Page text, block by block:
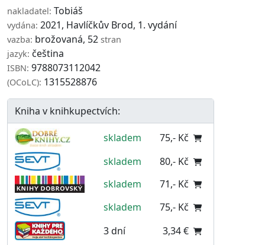
nakladatel: Tobiáš
vydána: 2021, Havlíčkův Brod, 1. vydání
vazba: brožovaná, 52 stran
jazyk: čeština
ISBN: 9788073112042
(OCoLC): 1315528876
Kniha v knihkupectvích:
skladem
75,- Kč
skladem
80,- Kč
skladem
71,- Kč
skladem
75,- Kč
3 dní
3,34 €